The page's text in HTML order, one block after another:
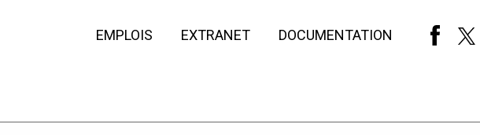
EMPLOIS EXTRANET DOCUMENTATION